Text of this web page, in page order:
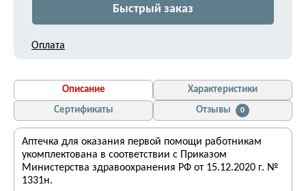
Быстрый заказ
Оплата
Описание
Характеристики
Сертификаты
Отзывы 0
Аптечка для оказания первой помощи работникам
укомплектована в соответствии с Приказом
Министерства здравоохранения РФ от 15.12.2020 г. №
1331н.